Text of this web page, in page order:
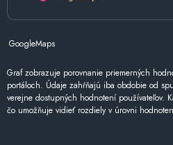
GoogleMaps
Graf zobrazuje porovnanie priemerných
portáloch. Údaje zahŕňajú iba obdobie od
verejne dostupných hodnotení používateľov.
čo umožňuje vidieť rozdiely v úrovni